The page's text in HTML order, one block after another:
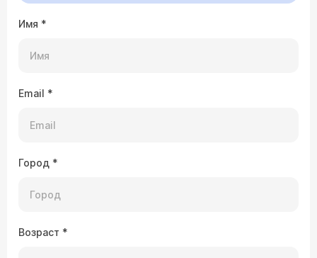
Имя *
Email *
Город *
Возраст *